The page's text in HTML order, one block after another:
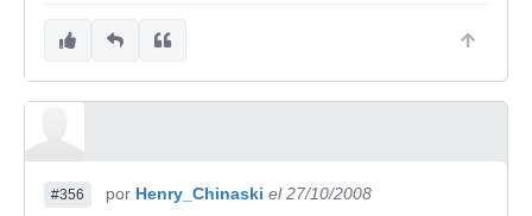
#356 por Henry_Chinaski el 27/10/2008